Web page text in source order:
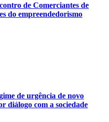
de Comerciantes de
do empreendedorismo
de urgência de novo
diálogo com a sociedade